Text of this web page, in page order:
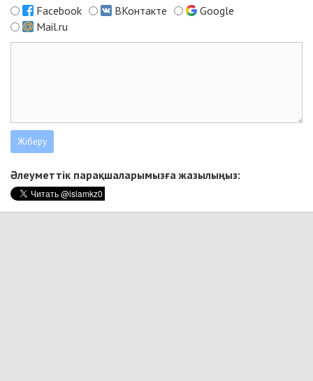
Facebook
ВКонтакте
Google
Mail.ru
Әлеуметтік парақшаларымызға жазылыңыз: